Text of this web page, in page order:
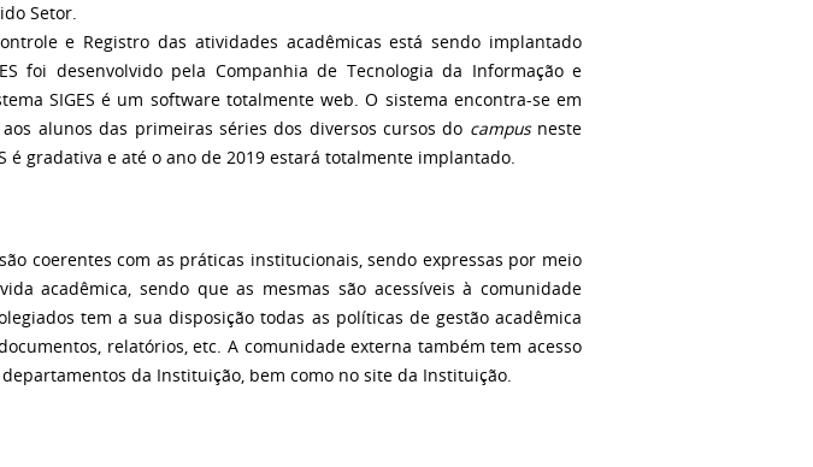
Setor.
e Registro das atividades acadêmicas está sendo implantado
foi desenvolvido pela Companhia de Tecnologia da Informação e
SIGES é um software totalmente web. O sistema encontra-se em
alunos das primeiras séries dos diversos cursos do campusneste
é gradativa e até o ano de 2019 estará totalmente implantado.
com as práticas institucionais, sendo expressas por meio
acadêmica, sendo que as mesmas são acessíveis à comunidade
tem a sua disposição todas as políticas de gestão acadêmica
relatórios, etc. A comunidade externa também tem acesso
da Instituição, bem como no site da Instituição.